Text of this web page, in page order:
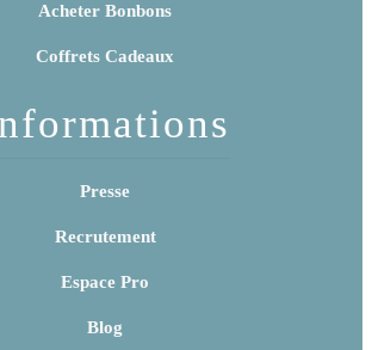
Acheter Bonbons
Coffrets Cadeaux
Presse
Recrutement
Espace Pro
Blog